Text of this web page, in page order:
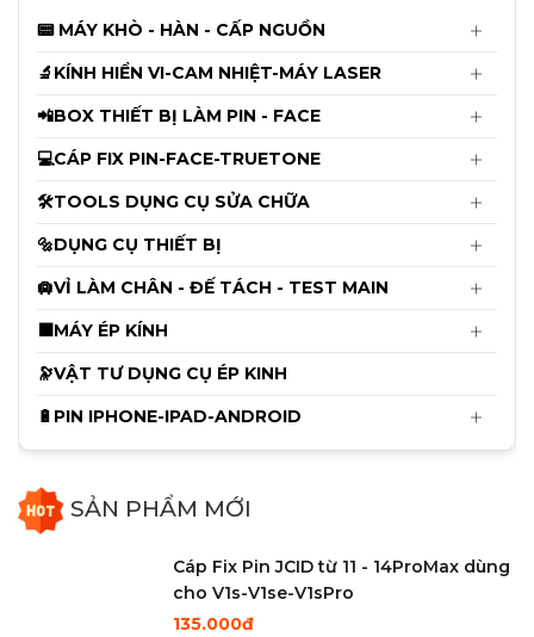
📟 MÁY KHÒ - HÀN - CẤP NGUỒN
🔬KÍNH HIỂN VI-CAM NHIỆT-MÁY LASER
📲BOX THIẾT BỊ LÀM PIN - FACE
💻CÁP FIX PIN-FACE-TRUETONE
🛠️TOOLS DỤNG CỤ SỬA CHỮA
🔩DỤNG CỤ THIẾT BỊ
🛄VỈ LÀM CHÂN - ĐẾ TÁCH - TEST MAIN
⬛MÁY ÉP KÍNH
🔭VẬT TƯ DỤNG CỤ ÉP KINH
🔋PIN IPHONE-IPAD-ANDROID
SẢN PHẨM MỚI
Cáp Fix Pin JCID từ 11 - 14ProMax dùng
cho V1s-V1se-V1sPro
135.000đ